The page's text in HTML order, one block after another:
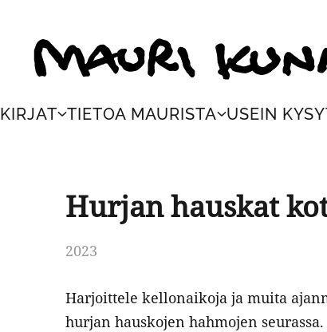
Mauri Kunnas
KIRJAT TIETOA MAURISTA USEIN
Hurjan hauskat
2023
Harjoittele kellonaikoja ja muita
hurjan hauskojen hahmojen